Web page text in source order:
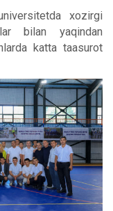
xozirgi
bilan yaqindan
katta taasurot